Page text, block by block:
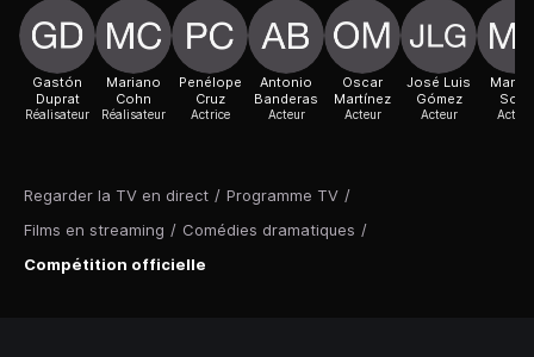
Regarder la TV en direct / Programme TV /
Films en streaming / Comédies dramatiques /
Compétition officielle
Gastón
Duprat
Réalisateur
Mariano
Cohn
Réalisateur
Penélope
Cruz
Actrice
Antonio
Banderas
Acteur
Oscar
Martínez
Acteur
José Luis
Gómez
Acteur
Solo
Acteur